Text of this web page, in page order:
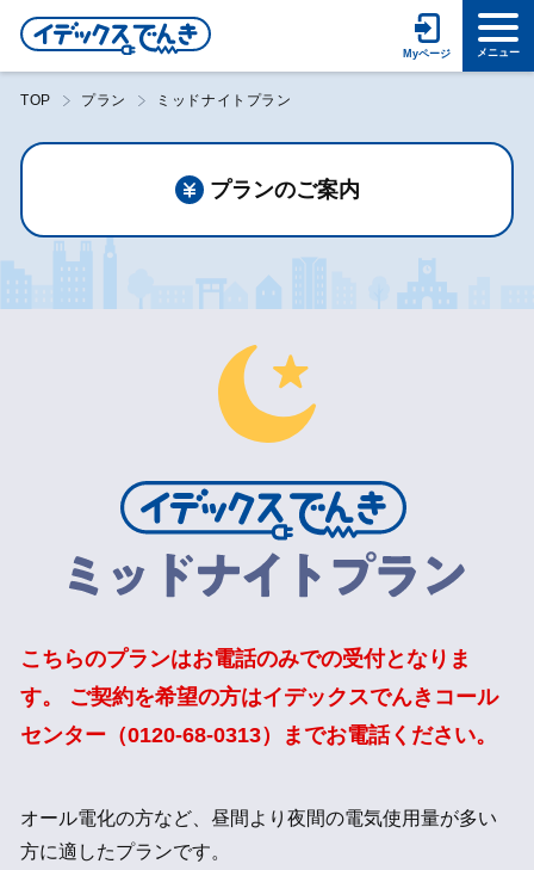
TOP プラン ミッドナイトプラン
プランのご案内
こちらのプランはお電話のみでの受付となりま
す。
ご契約を希望の方はイデックスでんきコール
センター（0120-68-0313）までお電話ください。
オール電化の方など、昼間より夜間の電気使用量が多い
方に適したプランです。